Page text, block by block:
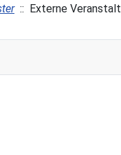
:: Externe